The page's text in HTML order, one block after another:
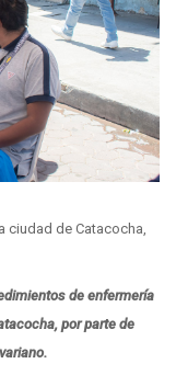
ciudad de Catacocha,
de enfermería
por parte de